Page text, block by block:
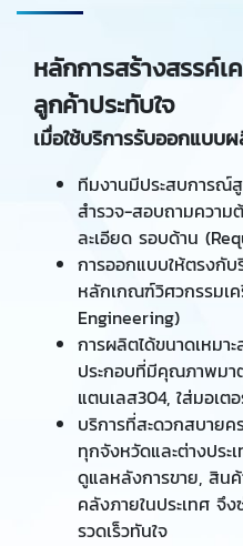
หลักการสร้างสรรค์เ
ลูกค้าประทับใจ
เมื่อใช้บริการรับออกแบบ
ทีมงานมีประสบการณ์
สำรวจ-สอบถามความ
ละเอียด รอบด้าน
การออกแบบให้ตรงกั
หลักเกณฑ์วิศวกรรมเ
Engineering)
การผลิตได้ขนาดเหมา
ประกอบที่มีคุณภาพมา
แตนเลส304, ใส่มอเต
บริการที่สะดวกสบาย
ทุกจังหวัดและต่างประ
ดูแลหลังการขาย, สิน
คลังภายในประเทศ จึ
รวดเร็วทันใจ